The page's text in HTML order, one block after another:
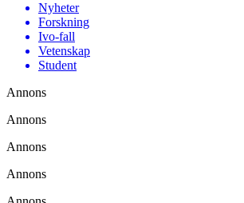
Nyheter
Forskning
Ivo-fall
Vetenskap
Student
Annons
Annons
Annons
Annons